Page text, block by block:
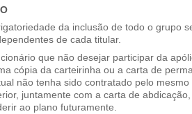
da inclusão de todo o grupo
de cada titular.
que não desejar participar da
cópia da carteirinha ou a carta de
não tenha sido contratado pelo
juntamente com a carta de
ao plano futuramente.